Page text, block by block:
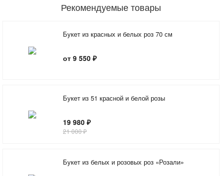
Рекомендуемые товары
Букет из красных и белых роз 70 см
от 9 550 ₽
Букет из 51 красной и белой розы
19 980 ₽
21 000 ₽
Букет из белых и розовых роз «Розали»